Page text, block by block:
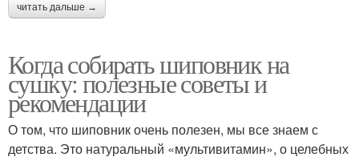
читать дальше →
Когда собирать шиповник на
сушку: полезные советы и
рекомендации
О том, что шиповник очень полезен, мы все знаем с
детства. Это натуральный «мультивитамин», о целебных